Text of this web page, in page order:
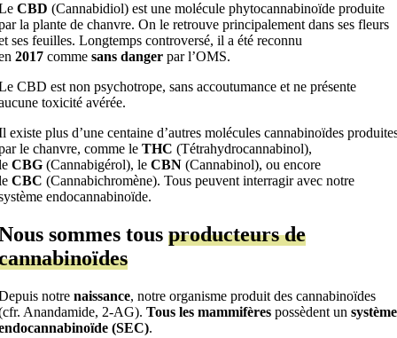
CBD (Cannabidiol) est une molécule phytocannabinoïde produite
la plante de chanvre. On le retrouve principalement dans ses fleurs
ses feuilles. Longtemps controversé, il a été reconnu
2017 comme sans danger par l’OMS.
CBD est non psychotrope, sans accoutumance et ne présente
toxicité avérée.
existe plus d’une centaine d’autres molécules cannabinoïdes
le chanvre, comme le THC (Tétrahydrocannabinol),
CBG (Cannabigérol), le CBN (Cannabinol), ou encore
CBC (Cannabichromène). Tous peuvent interragir avec notre
endocannabinoïde.
sommes tous producteurs de
notre naissance, notre organisme produit des cannabinoïdes
Anandamide, 2-AG). Tous les mammifères possèdent un système
(SEC).